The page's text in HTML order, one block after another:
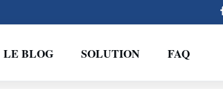
LE BLOG SOLUTION FAQ